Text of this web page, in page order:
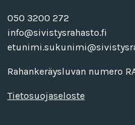
050 3200 272
info@sivistysrahasto.fi
Rahankeräysluvan numero
Tietosuojaseloste